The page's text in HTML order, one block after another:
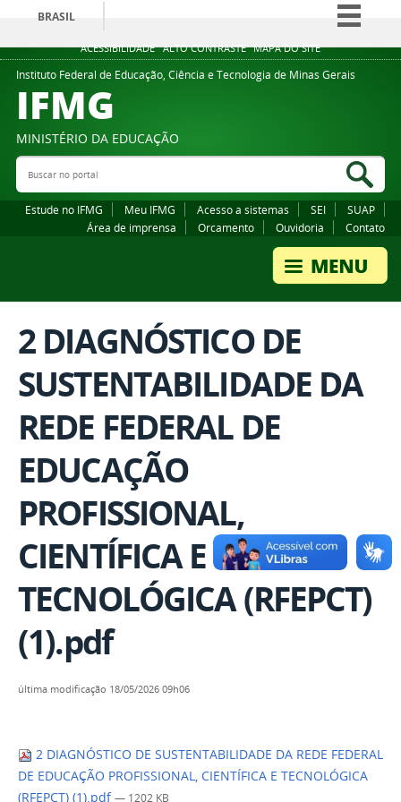
ACESSIBILIDADE ALTO CONTRASTE MAPA DO SITE
BRASIL
Simplifique!
Comunica BR
Legislação
Instituto Federal de Educação, Ciência e Tecnologia de Minas Gerais
IFMG
MINISTÉRIO DA EDUCAÇÃO
Buscar no portal
Estude no IFMG Meu IFMG Acesso a sistemas SEI
SUAP
Área de imprensa
Orcamento Ouvidoria Contato
2 DIAGNÓSTICO DE
SUSTENTABILIDADE DA
REDE FEDERAL DE
EDUCAÇÃO
PROFISSIONAL,
CIENTÍFICA E
TECNOLÓGICA (RFEPCT)
(1).pdf
última modificação 18/05/2026 09h06
2 DIAGNÓSTICO DE SUSTENTABILIDADE DA REDE FEDERAL
DE EDUCAÇÃO PROFISSIONAL, CIENTÍFICA E TECNOLÓGICA
(RFEPCT) (1).pdf — 1202 KB